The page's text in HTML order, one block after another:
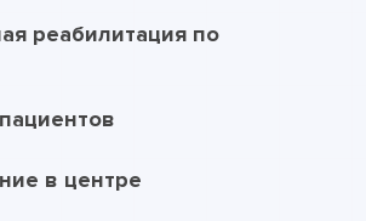
реабилитация по
в центре